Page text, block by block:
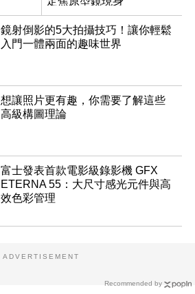
鏡射倒影的5大拍攝技巧！讓你輕鬆
入門一體兩面的趣味世界
想讓照片更有趣，你需要了解這些
高級構圖理論
富士發表首款電影級錄影機 GFX
ETERNA 55：大尺寸感光元件與高
效色彩管理
Recommended by
ADVERTISEMENT